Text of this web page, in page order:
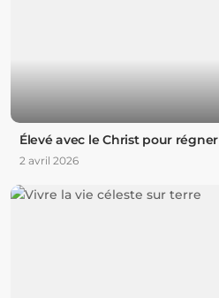
Élevé avec le Christ pour régner
2 avril 2026